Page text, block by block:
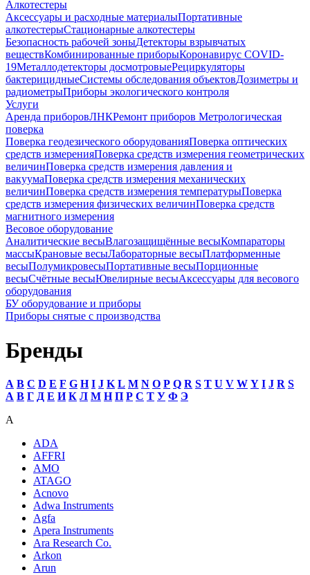
Алкотестеры
Аксессуары и расходные материалыПортативные
алкотестерыСтационарные алкотестеры
Безопасность рабочей зоныДетекторы взрывчатых
веществКомбинированные приборыКоронавирус COVID-
19Металлодетекторы досмотровыеРециркуляторы
бактерицидныеСистемы обследования объектовДозиметры и
радиометрыПриборы экологического контроля
Услуги
Аренда приборовЛНКРемонт приборов Метрологическая
поверка
Поверка геодезического оборудованияПоверка оптических
средств измеренияПоверка средств измерения геометрических
величинПоверка средств измерения давления и
вакуумаПоверка средств измерения механических
величинПоверка средств измерения температурыПоверка
средств измерения физических величинПоверка средств
магнитного измерения
Весовое оборудование
Аналитические весыВлагозащищённые весыКомпараторы
массыКрановые весыЛабораторные весыПлатформенные
весыПолумикровесыПортативные весыПорционные
весыСчётные весыЮвелирные весыАксессуары для весового
оборудования
БУ оборудование и приборы
Приборы снятые с производства
Бренды
A B C D E F G H I J K L M N O P Q R S T U V W Y I J R S
А В Г Д Е И К Л М Н П Р С Т У Ф Э
A
ADA
AFFRI
AMO
ATAGO
Acnovo
Adwa Instruments
Agfa
Apera Instruments
Ara Research Co.
Arkon
Arun